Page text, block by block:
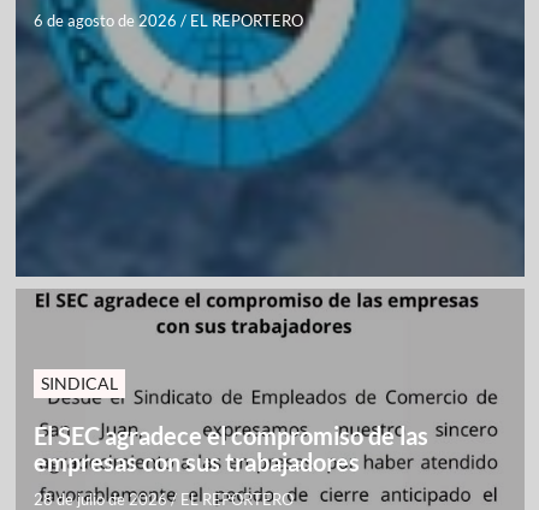
6 de agosto de 2026 / EL REPORTERO
SINDICAL
El SEC agradece el compromiso de las
empresas con sus trabajadores
28 de julio de 2026/ EL REPORTERO